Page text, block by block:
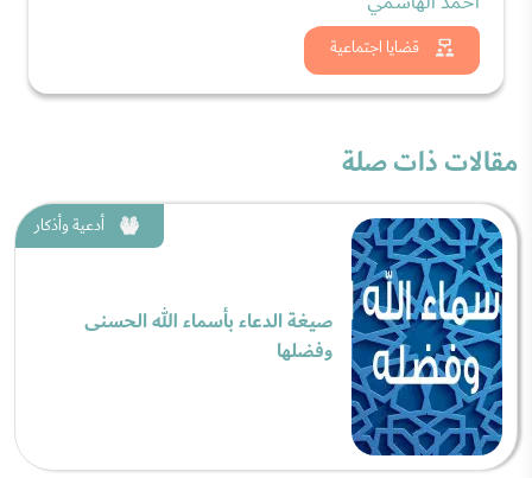
قضايا اجتماعية
شاهد الان
مقالات ذات صلة
أدعية وأذكار
صيغة الدعاء بأسماء الله الحسنى
وفضلها